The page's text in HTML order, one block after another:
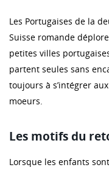
Les Portugaises de la
Suisse romande
petites villes
partent seules sans
toujours à s’intégrer
moeurs.
Les motifs du
Lorsque les enfants